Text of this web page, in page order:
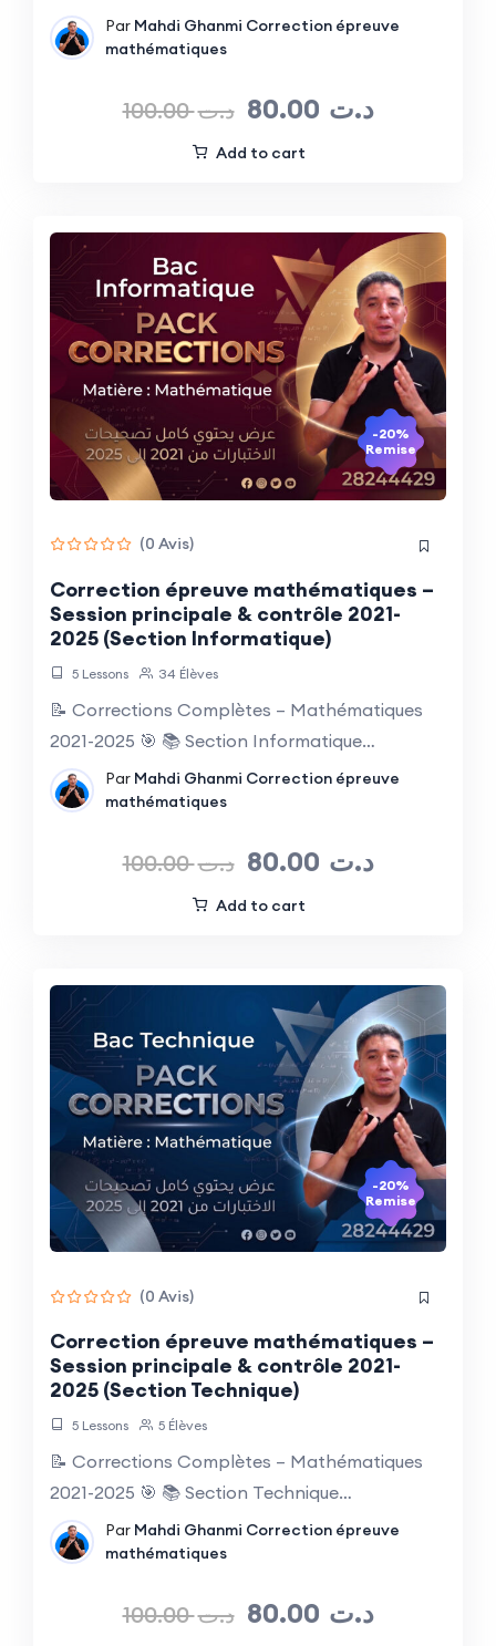
Par Mahdi Ghanmi Correction épreuve
mathématiques
100.00د.ت 80.00 د.ت
Add to cart
-20%
Remise
(0 Avis)
Correction épreuve mathématiques –
Session principale & contrôle 2021-
2025 (Section Informatique)
5 Lessons 34 Élèves
📝 Corrections Complètes – Mathématiques
2021-2025 🎯 📚 Section Informatique…
Par Mahdi Ghanmi Correction épreuve
mathématiques
100.00د.ت 80.00 د.ت
Add to cart
-20%
Remise
(0 Avis)
Correction épreuve mathématiques –
Session principale & contrôle 2021-
2025 (Section Technique)
5 Lessons 5 Élèves
📝 Corrections Complètes – Mathématiques
2021-2025 🎯 📚 Section Technique…
Par Mahdi Ghanmi Correction épreuve
mathématiques
100.00د.ت 80.00 د.ت